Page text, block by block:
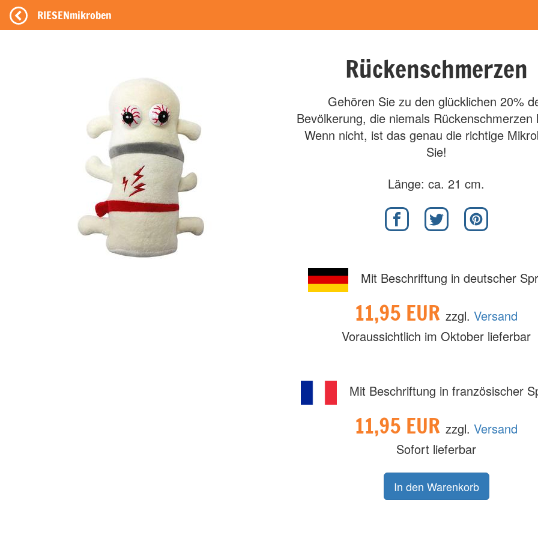
RIESENmikroben
Rückenschmerzen
Gehören Sie zu den glücklichen 20%
Bevölkerung, die niemals Rückenschmerzen
Wenn nicht, ist das genau die richtige
Sie!
Länge: ca. 21 cm.
Mit Beschriftung in deutscher
11,95 EURzzgl.Versand
Voraussichtlich im Oktober lieferbar
Mit Beschriftung in französischer
11,95 EURzzgl.Versand
Sofort lieferbar